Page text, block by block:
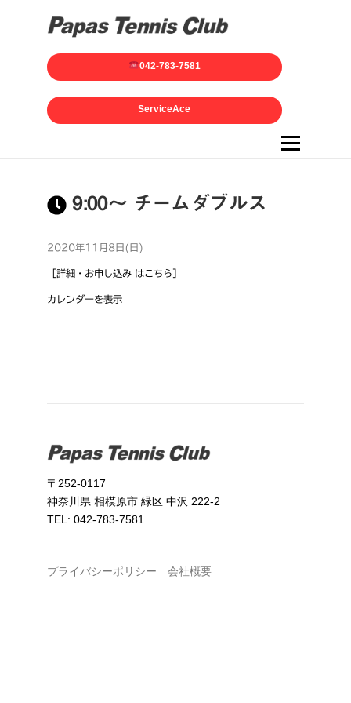
042-783-7581
ServiceAce
メニュー
9:00～ チームダブルス
2020年11月8日(日)
［詳細・お申し込み はこちら］
カレンダーを表示
〒252-0117
神奈川県 相模原市 緑区 中沢 222-2
TEL: 042-783-7581
プライバシーポリシー 会社概要